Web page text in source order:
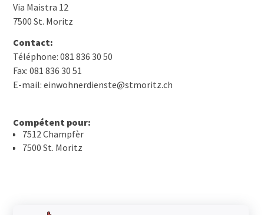
Via Maistra 12
7500 St. Moritz
Contact:
Téléphone: 081 836 30 50
Fax: 081 836 30 51
E-mail: einwohnerdienste@stmoritz.ch
Compétent pour:
7512 Champfèr
7500 St. Moritz